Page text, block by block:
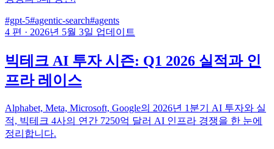
#gpt-5#agentic-search#agents
4 편 · 2026년 5월 3일 업데이트
빅테크 AI 투자 시즌: Q1 2026 실적과 인
프라 레이스
Alphabet, Meta, Microsoft, Google의 2026년 1분기 AI 투자와 실
적, 빅테크 4사의 연간 7250억 달러 AI 인프라 경쟁을 한 눈에
정리합니다.